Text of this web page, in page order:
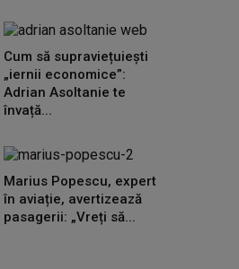
Cum să supraviețuiești
„iernii economice”:
Adrian Asoltanie te
învață...
Marius Popescu, expert
în aviație, avertizează
pasagerii: „Vreți să...